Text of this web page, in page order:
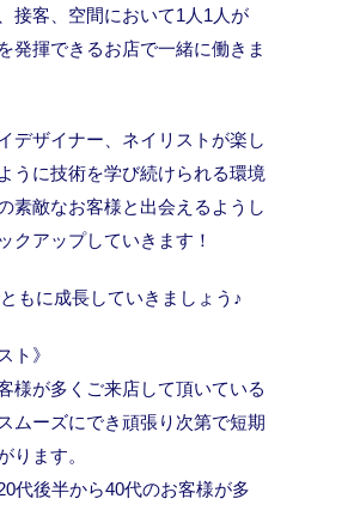
接客、空間において1人1人が
発揮できるお店で一緒に働きま
デザイナー、ネイリストが楽し
うに技術を学び続けられる環境
素敵なお客様と出会えるようし
クアップしていきます！
もに成長していきましょう♪
ト》
様が多くご来店して頂いている
ムーズにでき頑張り次第で短期
ります。
代後半から40代のお客様が多